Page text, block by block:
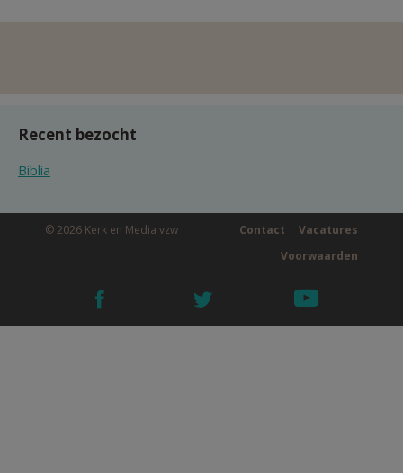
Recent bezocht
Biblia
© 2026 Kerk en Media vzw Vacatures
Contact
Voorwaarden